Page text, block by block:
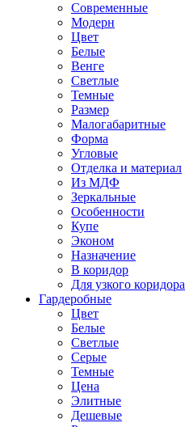
Современные
Модерн
Цвет
Белые
Венге
Светлые
Темные
Размер
Малогабаритные
Форма
Угловые
Отделка и материал
Из МДФ
Зеркальные
Особенности
Купе
Эконом
Назначение
В коридор
Для узкого коридора
Гардеробные
Цвет
Белые
Светлые
Серые
Темные
Цена
Элитные
Дешевые